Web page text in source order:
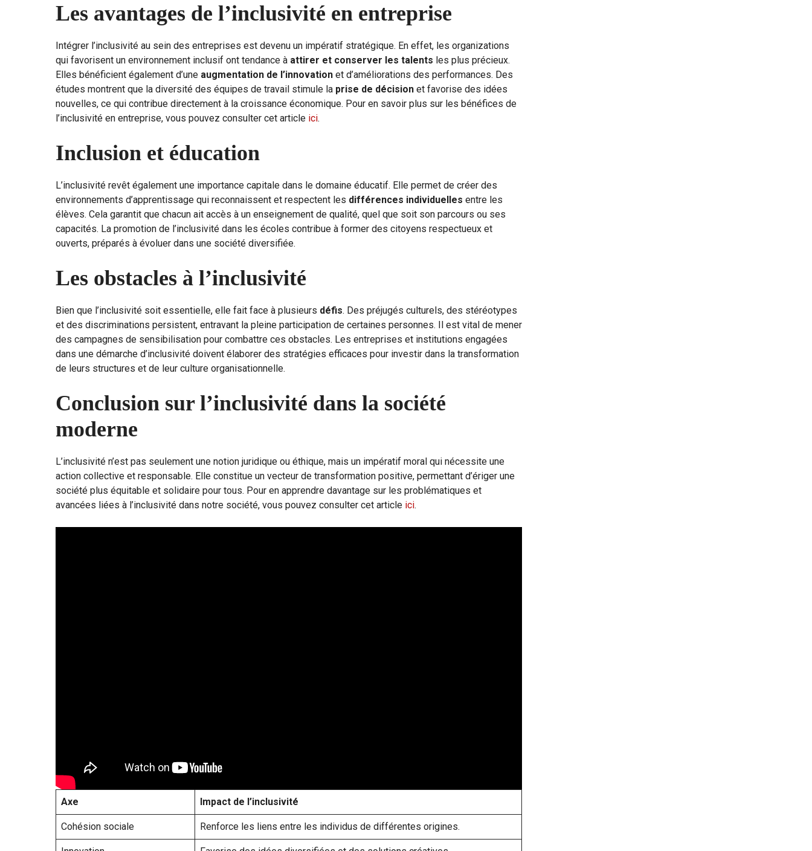
Les avantages de l’inclusivité en entreprise
Intégrer l’inclusivité au sein des entreprises est devenu un impératif stratégique. En effet, les organizations
qui favorisent un environnement inclusif ont tendance à attirer et conserver les talents les plus précieux.
Elles bénéficient également d’une augmentation de l’innovation et d’améliorations des performances. Des
études montrent que la diversité des équipes de travail stimule la prise de décision et favorise des idées
nouvelles, ce qui contribue directement à la croissance économique. Pour en savoir plus sur les bénéfices de
l’inclusivité en entreprise, vous pouvez consulter cet article ici.
Inclusion et éducation
L’inclusivité revêt également une importance capitale dans le domaine éducatif. Elle permet de créer des
environnements d’apprentissage qui reconnaissent et respectent les différences individuelles entre les
élèves. Cela garantit que chacun ait accès à un enseignement de qualité, quel que soit son parcours ou ses
capacités. La promotion de l’inclusivité dans les écoles contribue à former des citoyens respectueux et
ouverts, préparés à évoluer dans une société diversifiée.
Les obstacles à l’inclusivité
Bien que l’inclusivité soit essentielle, elle fait face à plusieurs défis. Des préjugés culturels, des stéréotypes
et des discriminations persistent, entravant la pleine participation de certaines personnes. Il est vital de mener
des campagnes de sensibilisation pour combattre ces obstacles. Les entreprises et institutions engagées
dans une démarche d’inclusivité doivent élaborer des stratégies efficaces pour investir dans la transformation
de leurs structures et de leur culture organisationnelle.
Conclusion sur l’inclusivité dans la société
moderne
L’inclusivité n’est pas seulement une notion juridique ou éthique, mais un impératif moral qui nécessite une
action collective et responsable. Elle constitue un vecteur de transformation positive, permettant d’ériger une
société plus équitable et solidaire pour tous. Pour en apprendre davantage sur les problématiques et
avancées liées à l’inclusivité dans notre société, vous pouvez consulter cet article ici.
Axe Impact de l’inclusivité
Cohésion sociale Renforce les liens entre les individus de différentes origines.